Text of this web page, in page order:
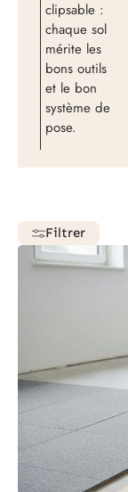
clipsable :
chaque sol
mérite les
bons outils
et le bon
système de
pose.
Filtrer